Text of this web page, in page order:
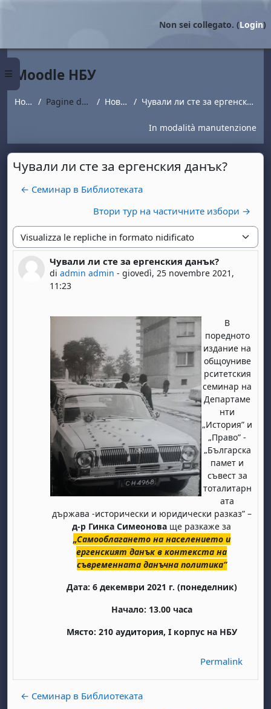
Pannello laterale
Non sei collegato. (Login)
Moodle НБУ
Home Pagine del sito Новини Чували ли сте за ергенския данък?
In modalità manutenzione
Чували ли сте за ергенския данък?
← Семинар в Библиотеката
Втори тур на частичните избори →
Modalità visualizzazione
Чували ли сте за ергенския данък?
di admin admin - giovedì, 25 novembre 2021,
11:23
Numero di risposte: 0
В
поредното
издание на
общоуниве
рситетския
семинар на
Департаме
нти
„История” и
„Право” -
„Българска
памет и
съвест за
тоталитарн
ата
държава -исторически и юридически разказ” –
д-р Гинка Симеонова ще разкаже за
„Самооблагането на населението и
ергенският данък в контекста на
съвременната данъчна политика“
Дата: 6 декември 2021 г. (понеделник)
Начало: 13.00 часа
Място: 210 аудитория, І корпус на НБУ
Permalink
← Семинар в Библиотеката
7 agosto
8 agosto
domenica 9 agosto
14 agosto
15 agosto
domenica 16 agosto